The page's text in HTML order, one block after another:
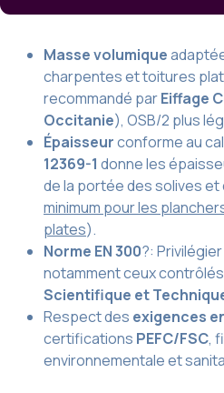
Masse volumique
charpentes et toitures
recommandé parEiffage
Occitanie), OSB/2 plus
Épaisseurconforme au
12369-1 donne les
de la portée des solives et
minimum pour les
plates).
Norme EN 300?:
notamment ceux
Scientifique et
Respect des exigences
certifications PEFC/FSC,
environnementale et